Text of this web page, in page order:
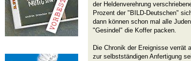
der Heldenverehrung
Prozent der "BILD-Deutschen"
dann können schon mal alle
"Gesindel" die Koffer packen.
Die Chronik der Ereignisse verrät
zur selbstständigen Anfertigung